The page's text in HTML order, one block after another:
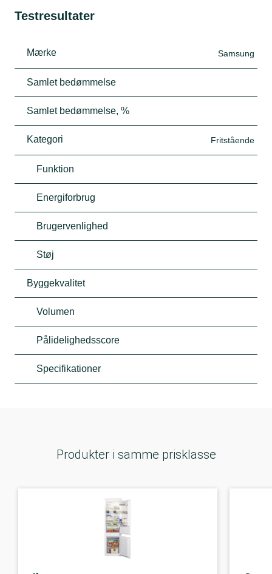
Testresultater
Mærke Samsung
Samlet bedømmelse
Samlet bedømmelse, %
Kategori Fritstående
Funktion
Energiforbrug
Brugervenlighed
Støj
Byggekvalitet
Volumen
Pålidelighedsscore
Specifikationer
Produkter i samme prisklasse